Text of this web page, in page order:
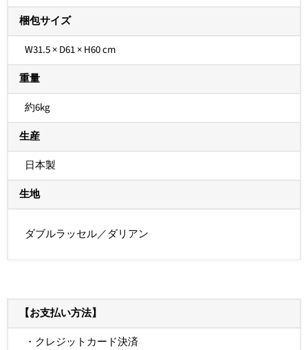
梱包サイズ
W31.5 × D61 × H60 cm
重量
約6kg
生産
日本製
生地
ダブルラッセル／ダリアン
【お支払い方法】
・クレジットカード決済